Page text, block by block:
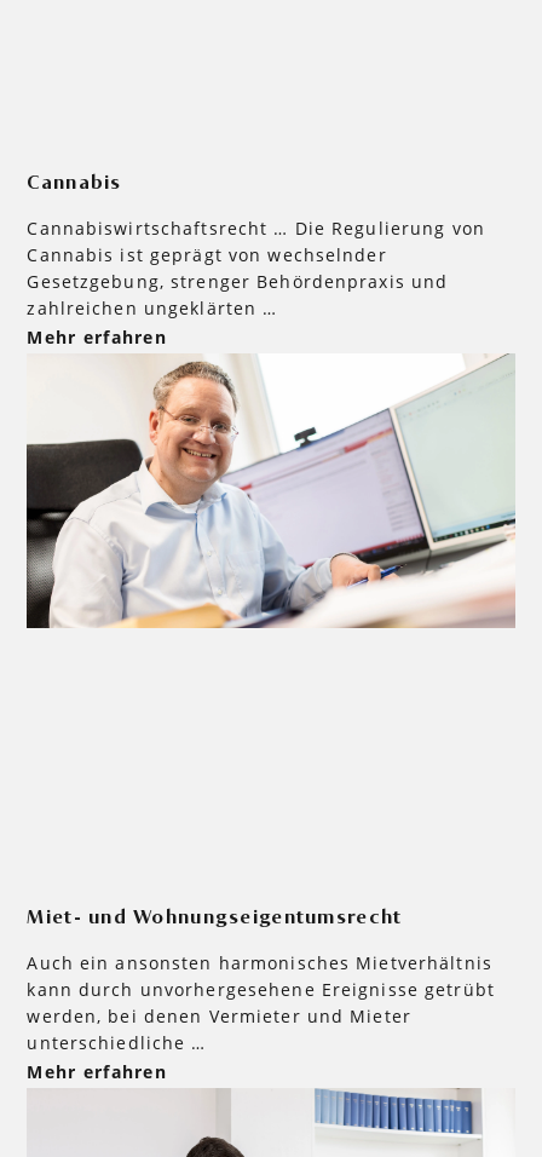
Cannabis
Cannabiswirtschaftsrecht … Die Regulierung von
Cannabis ist geprägt von wechselnder
Gesetzgebung, strenger Behördenpraxis und
zahlreichen ungeklärten …
Mehr erfahren
Miet- und Wohnungseigentumsrecht
Auch ein ansonsten harmonisches Mietverhältnis
kann durch unvorhergesehene Ereignisse getrübt
werden, bei denen Vermieter und Mieter
unterschiedliche …
Mehr erfahren